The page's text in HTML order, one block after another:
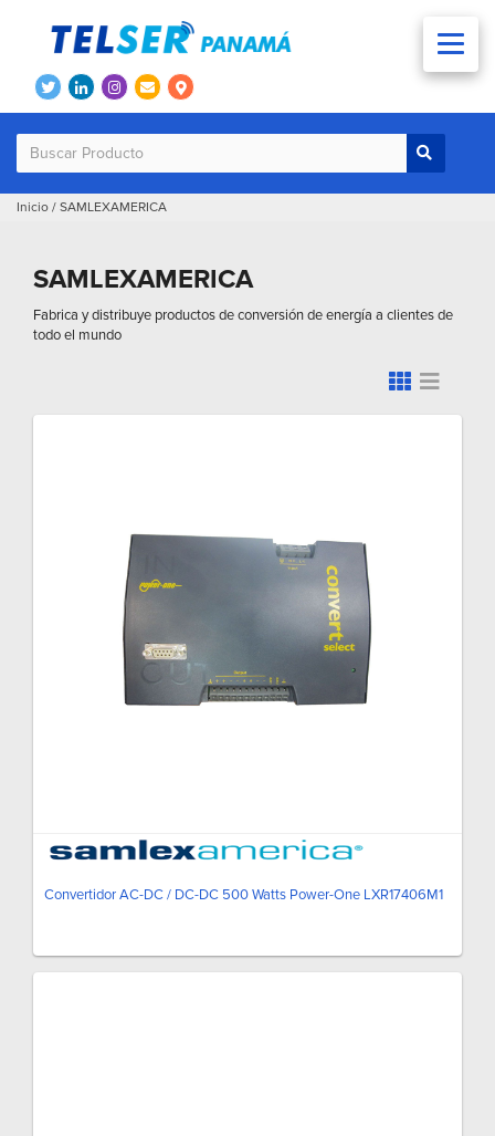
Inicio / SAMLEXAMERICA
SAMLEXAMERICA
Fabrica y distribuye productos de conversión de energía a clientes de
todo el mundo
Convertidor AC-DC / DC-DC 500 Watts Power-One LXR17406M1